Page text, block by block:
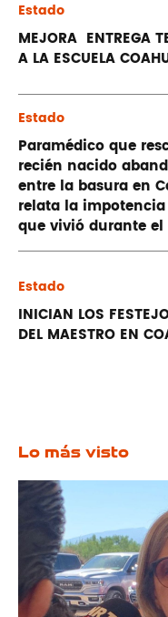
Estado
MEJORA ENTREGA
A LA ESCUELA
Estado
Paramédico que
recién nacido
entre la basura en
relata la
que vivió durante
Estado
INICIAN LOS
DEL MAESTRO EN
Lo más visto